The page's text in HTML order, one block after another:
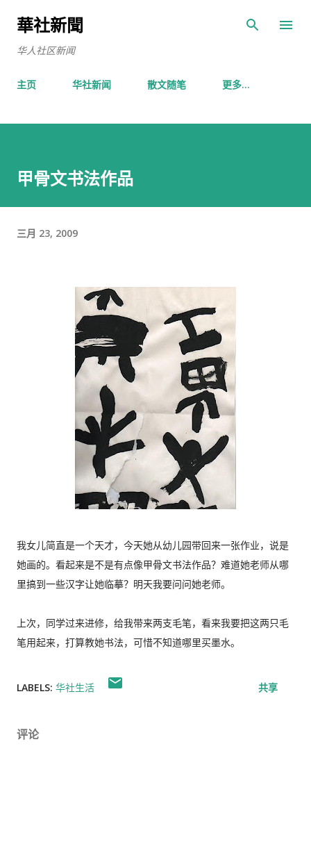
華社新聞
华人社区新闻
主页 华社新闻 散文随笔 更多…
甲骨文书法作品
三月 23, 2009
我女儿简直是一个天才，今天她从幼儿园带回来一张作业，说是
她画的。看起来是不是有点像甲骨文书法作品？难道她老师从哪
里搞到一些汉字让她临摹？明天我要问问她老师。
上次，同学过来进修，给我带来两支毛笔，看来我要把这两只毛
笔用起来，打算教她书法，可惜不知道哪里买墨水。
LABELS: 华社生活 共享
评论